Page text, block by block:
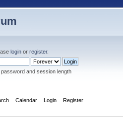
login orregister.
and session length
Calendar Login Register